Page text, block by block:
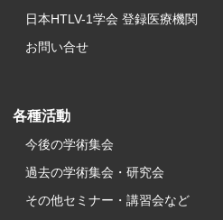
日本HTLV-1学会 登録医療機関
お問い合せ
各種活動
今後の学術集会
過去の学術集会・研究会
その他セミナー・講習会など